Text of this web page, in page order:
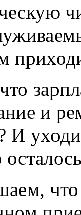
и
что